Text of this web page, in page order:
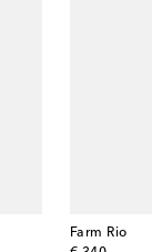
Farm Rio